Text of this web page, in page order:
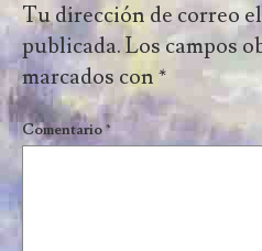
Tu dirección de correo
publicada.Los campos
marcados con*
Comentario*